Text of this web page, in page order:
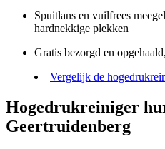
Spuitlans en vuilfrees
hardnekkige plekken
Gratis bezorgd en
Vergelijk de
Hogedrukreiniger
Geertruidenberg